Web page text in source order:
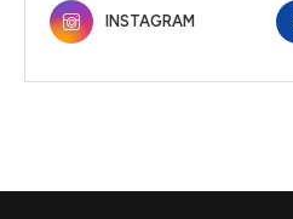
INSTAGRAM